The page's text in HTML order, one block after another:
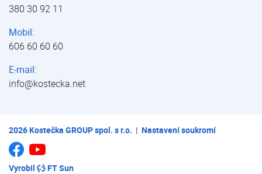
380 30 92 11
Mobil:
606 60 60 60
E-mail:
info@kostecka.net
2026Kostečka GROUP spol. s r.o. | Nastavení soukromí
Jsme na Facebooku
Vyrobil FT Sun